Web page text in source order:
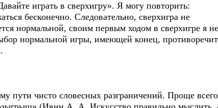
играть в сверхигру». Я могу повторить:
бесконечно. Следовательно, сверхигра не
нормальной, своим первым ходом в сверхигре я не
нормальной игры, имеющей конец, противоречит
пути чисто словесных разграничений. Проще всего